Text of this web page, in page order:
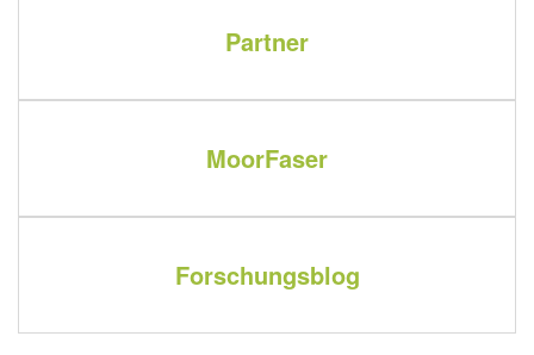
Partner
MoorFaser
Forschungsblog